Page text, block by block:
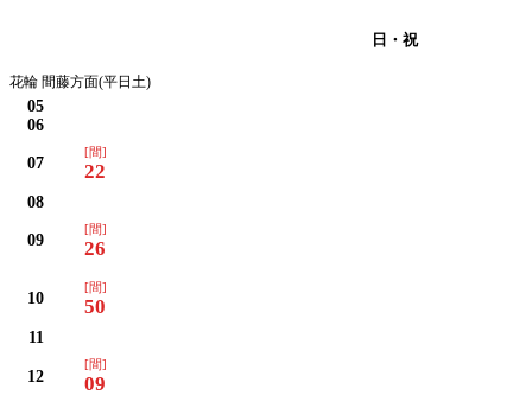
日・祝
花輪 間藤方面(平日土)
05
06
07
[間]
22
08
09
[間]
26
10
[間]
50
11
12
[間]
09